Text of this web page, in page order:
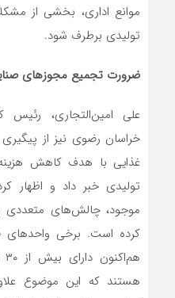
موانع اداری، بخشی از
تولیدی برطرف شود.
ضرورت تجمیع مجوزهای
علی امین‌التجاری، رئیس
خراسان رضوی نیز از
غذایی با هدف کاهش
تولیدی خبر داد و اظهار
موجود، چالش‌های متعددی
کرده است. برخی واحدهای
هستند که این موضوع